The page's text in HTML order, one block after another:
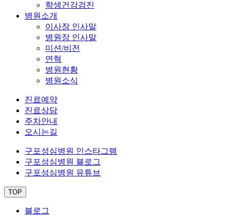
학생건강검진
병원소개
이사장 인사말
병원장 인사말
미션/비전
연혁
병원현황
병원소식
진료예약
진료상담
주차안내
오시는길
구포성심병원 인스타그램
구포성심병원 블로그
구포성심병원 유튜브
TOP
블로그